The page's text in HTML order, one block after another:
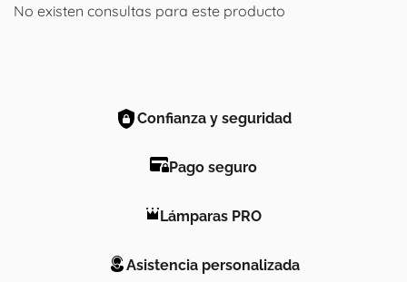
No existen consultas para este producto
Confianza y seguridad
Pago seguro
Lámparas PRO
Asistencia personalizada